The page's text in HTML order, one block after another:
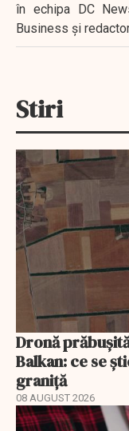
în echipa DC
Business şi
Stiri
Dronă
Balkan: ce se
graniță
08 AUGUST 2026